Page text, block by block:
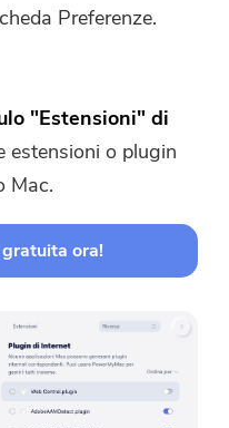
Preferenze.
"Estensioni" di
estensioni o plugin
Mac.
ora!
alla tua